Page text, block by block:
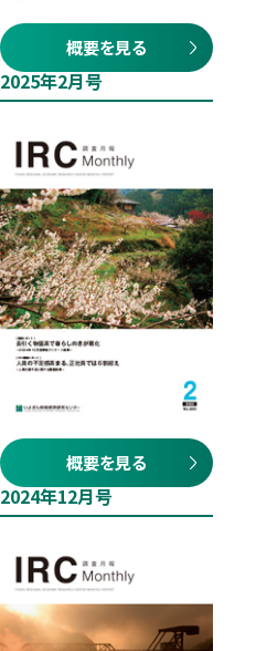
概要を見る
2025年2月号
概要を見る
2024年12月号